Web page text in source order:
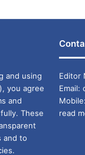
and using
you agree
and
These
and to
Editor
Email:
read